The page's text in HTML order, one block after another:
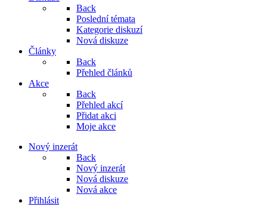
Back
Poslední témata
Kategorie diskuzí
Nová diskuze
Články
Back
Přehled článků
Akce
Back
Přehled akcí
Přidat akci
Moje akce
Nový inzerát
Back
Nový inzerát
Nová diskuze
Nová akce
Přihlásit